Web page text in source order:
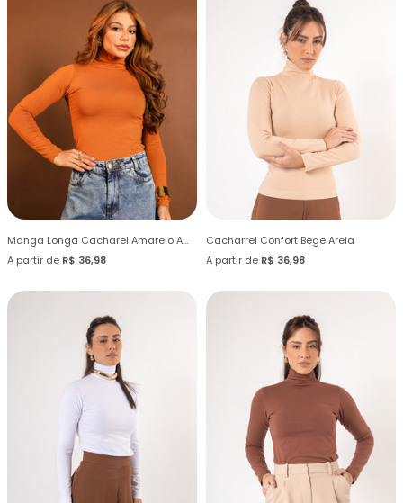
Manga Longa Cacharel Amarelo Amber
A partir de R$ 36,98
Cacharrel Confort Bege Areia
A partir de R$ 36,98